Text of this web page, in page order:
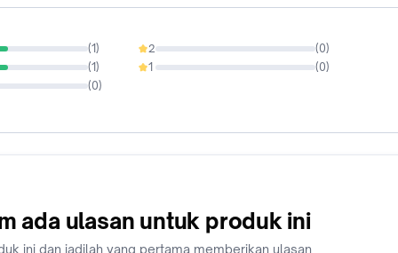
(1)
(1)
(0)
2 (0)
0%
1 (0)
0%
ada ulasan untuk produk ini
ini dan jadilah yang pertama memberikan ulasan